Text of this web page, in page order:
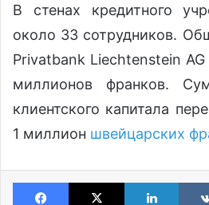
В стенах кредитного
около 33 сотрудников.
Privatbank Liechtenstein
миллионов франков.
клиентского капитала
1 миллион швейцарских
Facebook X